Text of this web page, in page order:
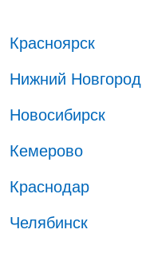
Красноярск
Нижний Новгород
Новосибирск
Кемерово
Краснодар
Челябинск